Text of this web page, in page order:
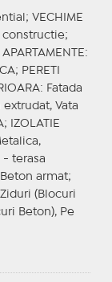
VECHIME
constructie;
APARTAMENTE :
PERETI
: Fatada
Vata
IZOLATIE
- terasa
armat;
(Blocuri
Beton), Pe